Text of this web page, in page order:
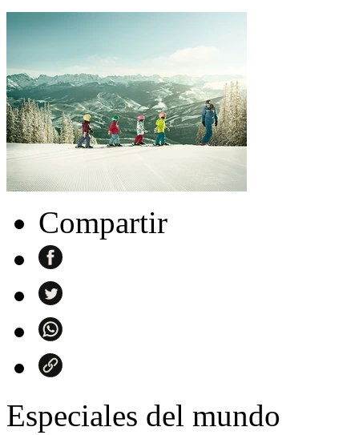
Compartir
Especiales del mundo